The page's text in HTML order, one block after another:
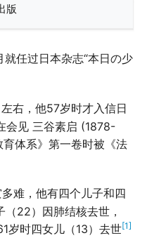
版
就任过日本杂志“本日の少
右，他57岁时才入信日
会见 三谷素启 (1878-
体系》第一卷时被《法
难，他有四个儿子和四
22）因肺结核去世，
岁时四女儿（13）去世[1]